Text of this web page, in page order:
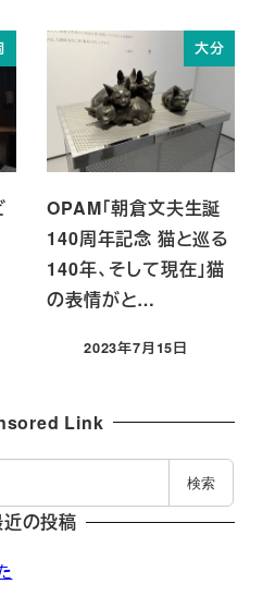
大分
OPAM「朝倉文夫生誕
140周年記念 猫と巡る
140年、そして現在」猫
の表情がと…
投稿日
2023年7月15日
Link
検索
の投稿